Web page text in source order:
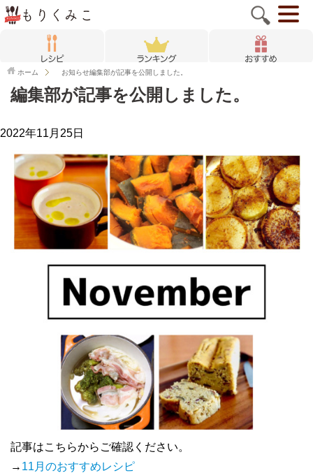
ホーム お知らせ編集部が記事を公開しました。
編集部が記事を公開しました。
2022年11月25日
記事はこちらからご確認ください。
→ 11月のおすすめレシピ